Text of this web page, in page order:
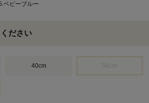
ベビーブルー
ださい
40cm